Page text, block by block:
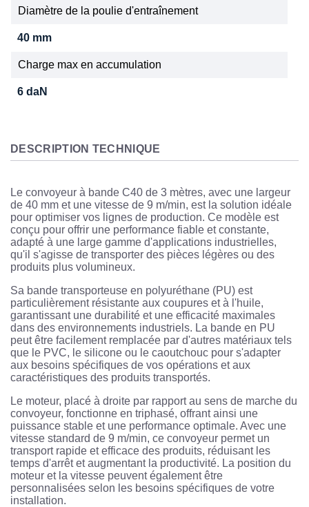
Diamètre de la poulie d'entraînement
40 mm
Charge max en accumulation
6 daN
DESCRIPTION TECHNIQUE
Le convoyeur à bande C40 de 3 mètres, avec une largeur
de 40 mm et une vitesse de 9 m/min, est la solution idéale
pour optimiser vos lignes de production. Ce modèle est
conçu pour offrir une performance fiable et constante,
adapté à une large gamme d'applications industrielles,
qu'il s'agisse de transporter des pièces légères ou des
produits plus volumineux.
Sa bande transporteuse en polyuréthane (PU) est
particulièrement résistante aux coupures et à l'huile,
garantissant une durabilité et une efficacité maximales
dans des environnements industriels. La bande en PU
peut être facilement remplacée par d'autres matériaux tels
que le PVC, le silicone ou le caoutchouc pour s'adapter
aux besoins spécifiques de vos opérations et aux
caractéristiques des produits transportés.
Le moteur, placé à droite par rapport au sens de marche du
convoyeur, fonctionne en triphasé, offrant ainsi une
puissance stable et une performance optimale. Avec une
vitesse standard de 9 m/min, ce convoyeur permet un
transport rapide et efficace des produits, réduisant les
temps d'arrêt et augmentant la productivité. La position du
moteur et la vitesse peuvent également être
personnalisées selon les besoins spécifiques de votre
installation.